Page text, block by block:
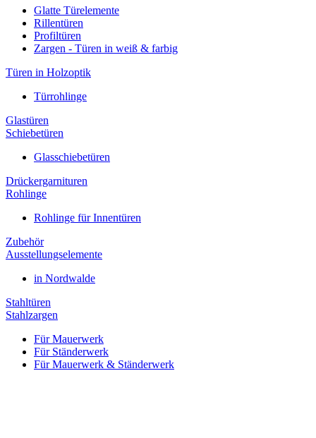
Glatte Türelemente
Rillentüren
Profiltüren
Zargen - Türen in weiß & farbig
Türen in Holzoptik
Türrohlinge
Glastüren
Schiebetüren
Glasschiebetüren
Drückergarnituren
Rohlinge
Rohlinge für Innentüren
Zubehör
Ausstellungselemente
in Nordwalde
Stahltüren
Stahlzargen
Für Mauerwerk
Für Ständerwerk
Für Mauerwerk & Ständerwerk